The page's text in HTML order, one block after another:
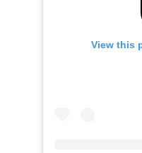
View this